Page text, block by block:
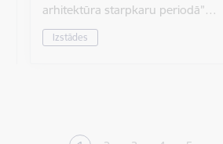
arhitektūra starpkaru periodā”…
Izstādes